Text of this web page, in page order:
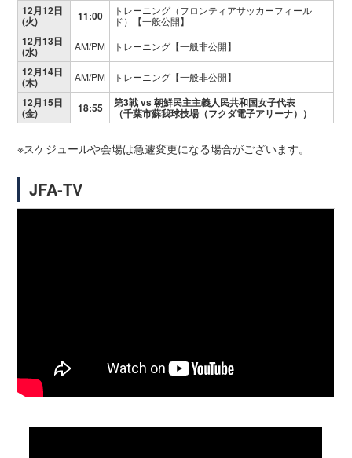
12月12日
(火) 11:00
トレーニング（フロンティアサッカーフィール
ド）【一般公開】
12月13日
(水) AM/PM トレーニング【一般非公開】
12月14日
(木) AM/PM トレーニング【一般非公開】
12月15日
(金) 18:55 第3戦 vs 朝鮮民主主義人民共和国女子代表
（千葉市蘇我球技場（フクダ電子アリーナ））
※スケジュールや会場は急遽変更になる場合がございます。
JFA‐TV